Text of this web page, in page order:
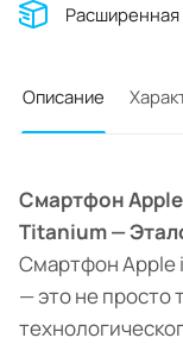
Расширенная
Описание
Смартфон Apple
Titanium —
Смартфон Apple
— это не просто